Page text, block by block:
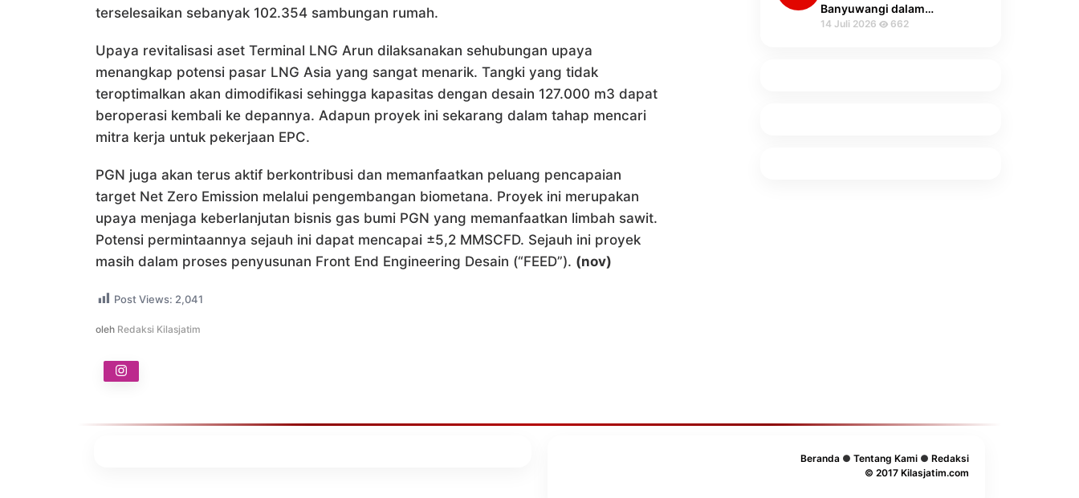
terselesaikan sebanyak 102.354 sambungan rumah.
Upaya revitalisasi aset Terminal LNG Arun dilaksanakan sehubungan upaya
menangkap potensi pasar LNG Asia yang sangat menarik. Tangki yang tidak
teroptimalkan akan dimodifikasi sehingga kapasitas dengan desain 127.000 m3 dapat
beroperasi kembali ke depannya. Adapun proyek ini sekarang dalam tahap mencari
mitra kerja untuk pekerjaan EPC.
PGN juga akan terus aktif berkontribusi dan memanfaatkan peluang pencapaian
target Net Zero Emission melalui pengembangan biometana. Proyek ini merupakan
upaya menjaga keberlanjutan bisnis gas bumi PGN yang memanfaatkan limbah sawit.
Potensi permintaannya sejauh ini dapat mencapai ±5,2 MMSCFD. Sejauh ini proyek
masih dalam proses penyusunan Front End Engineering Desain (“FEED”). (nov)
Post Views: 2,041
oleh Redaksi Kilasjatim
Banyuwangi dalam…
14 Juli 2026 662
Beranda ● Tentang Kami ● Redaksi
© 2017 Kilasjatim.com